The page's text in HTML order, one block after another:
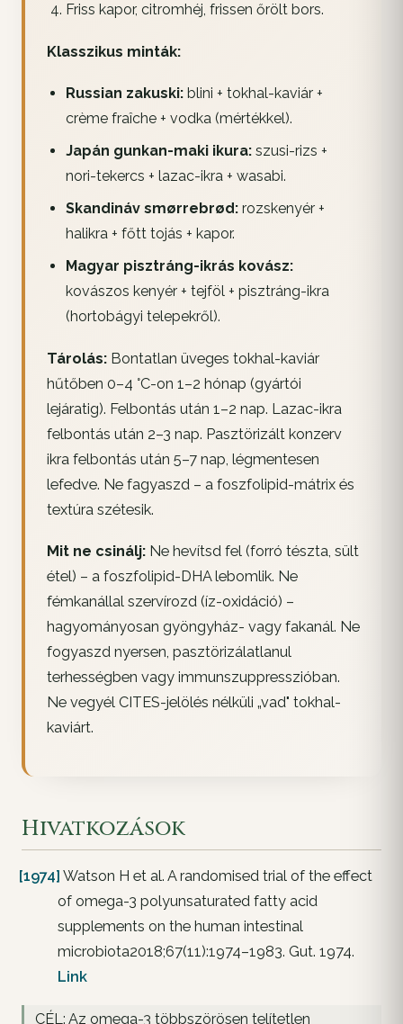
Friss kapor, citromhéj, frissen őrölt bors.
Klasszikus minták:
Russian zakuski:blini + tokhal-kaviár +
crème fraîche + vodka (mértékkel).
Japán gunkan-maki ikura:szusi-rizs +
nori-tekercs + lazac-ikra + wasabi.
Skandináv smørrebrød:rozskenyér +
halikra + főtt tojás + kapor.
Magyar pisztráng-ikrás kovász:
kovászos kenyér + tejföl + pisztráng-ikra
(hortobágyi telepekről).
Tárolás: Bontatlan üveges tokhal-kaviár
hűtőben 0–4 °C-on 1–2 hónap (gyártói
lejáratig). Felbontás után 1–2 nap. Lazac-ikra
felbontás után 2–3 nap. Pasztörizált konzerv
ikra felbontás után 5–7 nap, légmentesen
lefedve. Ne fagyaszd – a foszfolipid-mátrix és
textúra szétesik.
Mit ne csinálj: Ne hevítsd fel (forró tészta, sült
étel) – a foszfolipid-DHA lebomlik. Ne
fémkanállal szervírozd (íz-oxidáció) –
hagyományosan gyöngyház- vagy fakanál. Ne
fogyaszd nyersen, pasztörizálatlanul
terhességben vagy immunszuppresszióban.
Ne vegyél CITES-jelölés nélküli „vad" tokhal-
kaviárt.
Hivatkozások
[1974] Watson H et al. A randomised trial of the effect
of omega-3 polyunsaturated fatty acid
supplements on the human intestinal
microbiota2018;67(11):1974–1983. Gut. 1974.
Link
CÉL: Az omega-3 többszörösen telítetlen